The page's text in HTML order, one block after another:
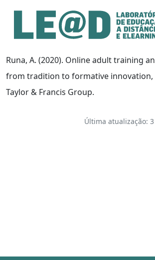
Ir para o conteúdo principal
Informações de acessibilidade
Mapa do site
Runa, A. (2020). Online adult training
from tradition to formative innovation,
Taylor & Francis Group.
Última atualização: